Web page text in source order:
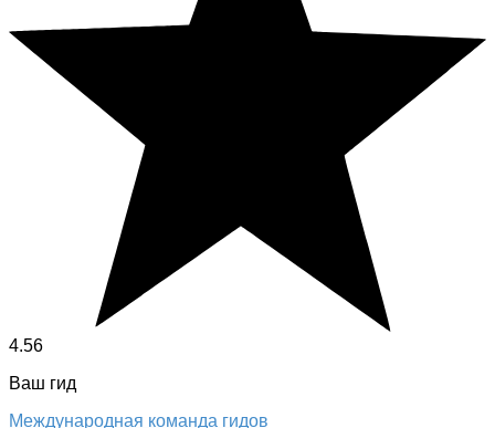
4.56
Ваш гид
Международная команда гидов